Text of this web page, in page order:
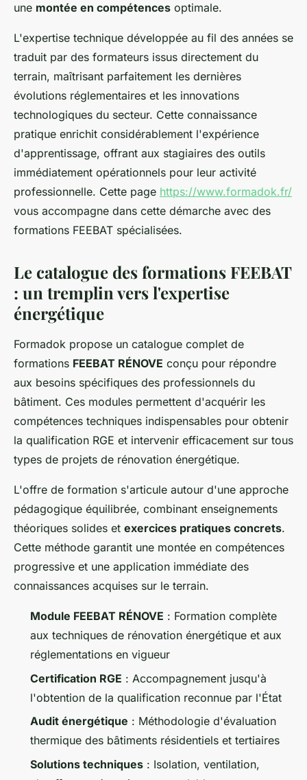
une montée en compétences optimale.
L'expertise technique développée au fil des années se
traduit par des formateurs issus directement du
terrain, maîtrisant parfaitement les dernières
évolutions réglementaires et les innovations
technologiques du secteur. Cette connaissance
pratique enrichit considérablement l'expérience
d'apprentissage, offrant aux stagiaires des outils
immédiatement opérationnels pour leur activité
professionnelle. Cette page https://www.formadok.fr/
vous accompagne dans cette démarche avec des
formations FEEBAT spécialisées.
Le catalogue des formations FEEBAT
: un tremplin vers l'expertise
énergétique
Formadok propose un catalogue complet de
formations FEEBAT RÉNOVE conçu pour répondre
aux besoins spécifiques des professionnels du
bâtiment. Ces modules permettent d'acquérir les
compétences techniques indispensables pour obtenir
la qualification RGE et intervenir efficacement sur tous
types de projets de rénovation énergétique.
L'offre de formation s'articule autour d'une approche
pédagogique équilibrée, combinant enseignements
théoriques solides et exercices pratiques concrets.
Cette méthode garantit une montée en compétences
progressive et une application immédiate des
connaissances acquises sur le terrain.
Module FEEBAT RÉNOVE : Formation complète
aux techniques de rénovation énergétique et aux
réglementations en vigueur
Certification RGE : Accompagnement jusqu'à
l'obtention de la qualification reconnue par l'État
Audit énergétique : Méthodologie d'évaluation
thermique des bâtiments résidentiels et tertiaires
Solutions techniques : Isolation, ventilation,